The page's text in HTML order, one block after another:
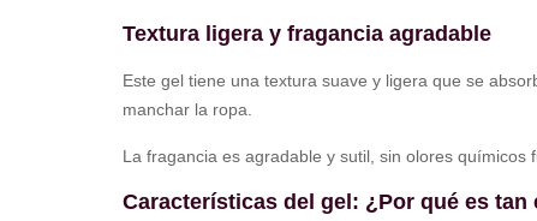
Textura ligera y fragancia agradable
Este gel tiene una textura suave y ligera que se
manchar la ropa.
La fragancia es agradable y sutil, sin olores
Características del gel: ¿Por qué es tan